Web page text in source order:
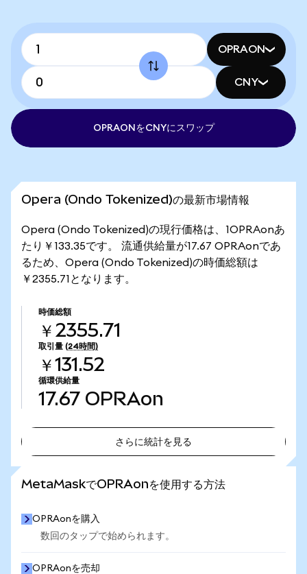
OPRAON
CNY
OPRAONをCNYにスワップ
Opera (Ondo Tokenized)の最新市場情報
Opera (Ondo Tokenized)の現行価格は、1OPRAonあ
たり￥133.35です。 流通供給量が17.67 OPRAonであ
るため、Opera (Ondo Tokenized)の時価総額は
￥2355.71となります。
時価総額
￥2355.71
取引量 (24時間)
￥131.52
循環供給量
17.67 OPRAon
さらに統計を見る
MetaMaskでOPRAonを使用する方法
OPRAonを購入
数回のタップで始められます。
OPRAonを売却